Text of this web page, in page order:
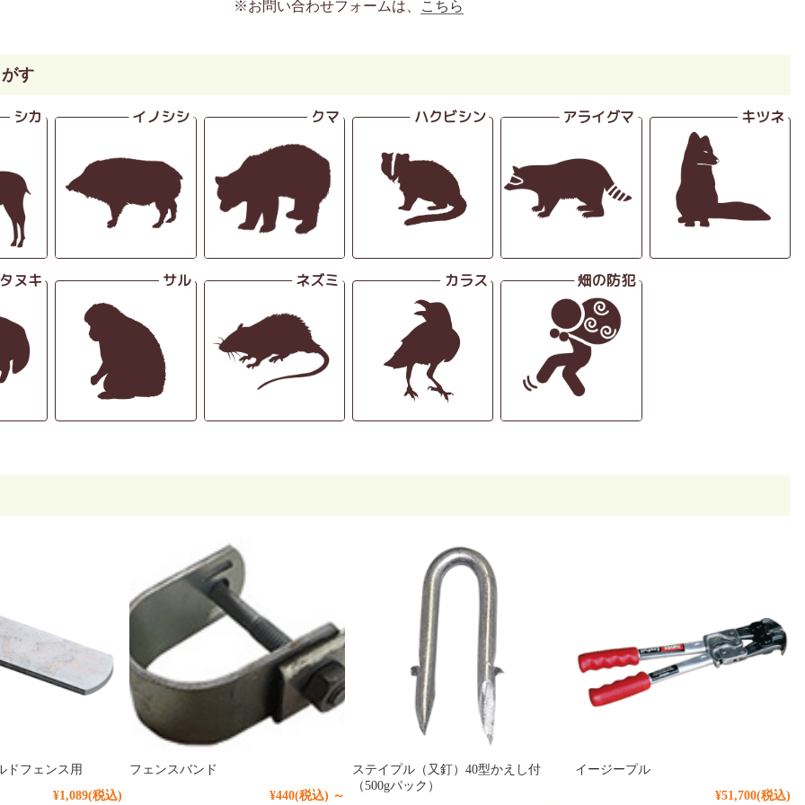
※お問い合わせフォームは、 こちら
す
ドフェンス用
¥1,089(税込)
フェンスバンド
¥440(税込) ～
ステイプル（又釘）40型かえし付
（500gパック）
イージープル
¥51,700(税込)